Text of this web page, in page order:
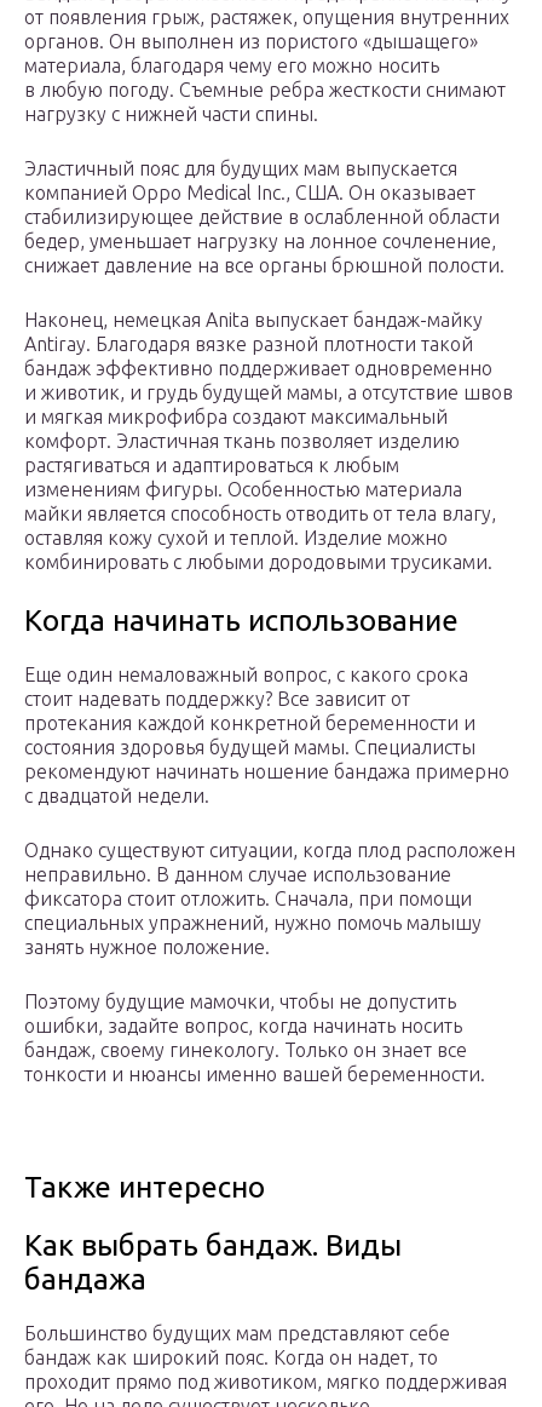
от появления грыж, растяжек, опущения внутренних
органов. Он выполнен из пористого «дышащего»
материала, благодаря чему его можно носить
в любую погоду. Съемные ребра жесткости снимают
нагрузку с нижней части спины.
Эластичный пояс для будущих мам выпускается
компанией Oppo Medical Inc., США. Он оказывает
стабилизирующее действие в ослабленной области
бедер, уменьшает нагрузку на лонное сочленение,
снижает давление на все органы брюшной полости.
Наконец, немецкая Anita выпускает бандаж-майку
Antiray. Благодаря вязке разной плотности такой
бандаж эффективно поддерживает одновременно
и животик, и грудь будущей мамы, а отсутствие швов
и мягкая микрофибра создают максимальный
комфорт. Эластичная ткань позволяет изделию
растягиваться и адаптироваться к любым
изменениям фигуры. Особенностью материала
майки является способность отводить от тела влагу,
оставляя кожу сухой и теплой. Изделие можно
комбинировать с любыми дородовыми трусиками.
Когда начинать использование
Еще один немаловажный вопрос, с какого срока
стоит надевать поддержку? Все зависит от
протекания каждой конкретной беременности и
состояния здоровья будущей мамы. Специалисты
рекомендуют начинать ношение бандажа примерно
с двадцатой недели.
Однако существуют ситуации, когда плод расположен
неправильно. В данном случае использование
фиксатора стоит отложить. Сначала, при помощи
специальных упражнений, нужно помочь малышу
занять нужное положение.
Поэтому будущие мамочки, чтобы не допустить
ошибки, задайте вопрос, когда начинать носить
бандаж, своему гинекологу. Только он знает все
тонкости и нюансы именно вашей беременности.
Также интересно
Как выбрать бандаж. Виды
бандажа
Большинство будущих мам представляют себе
бандаж как широкий пояс. Когда он надет, то
проходит прямо под животиком, мягко поддерживая